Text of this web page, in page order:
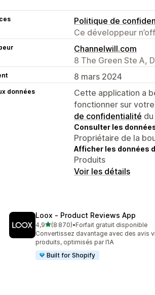
Politique de
Ce développeur
Channelwill.com
8 The Green Ste A,
8 mars 2024
données
Cette application a
fonctionner sur
de confidentialité
Consulter les
Propriétaire de la
Afficher les données
Produits
Voir les détails
Loox ‑ Product Reviews App
4,9étoile(s) sur 5
(8 870)
8870 avis au total
•Forfait gratuit disponible
Convertissez davantage avec des avis
produits, optimisés par l’IA
Built for Shopify